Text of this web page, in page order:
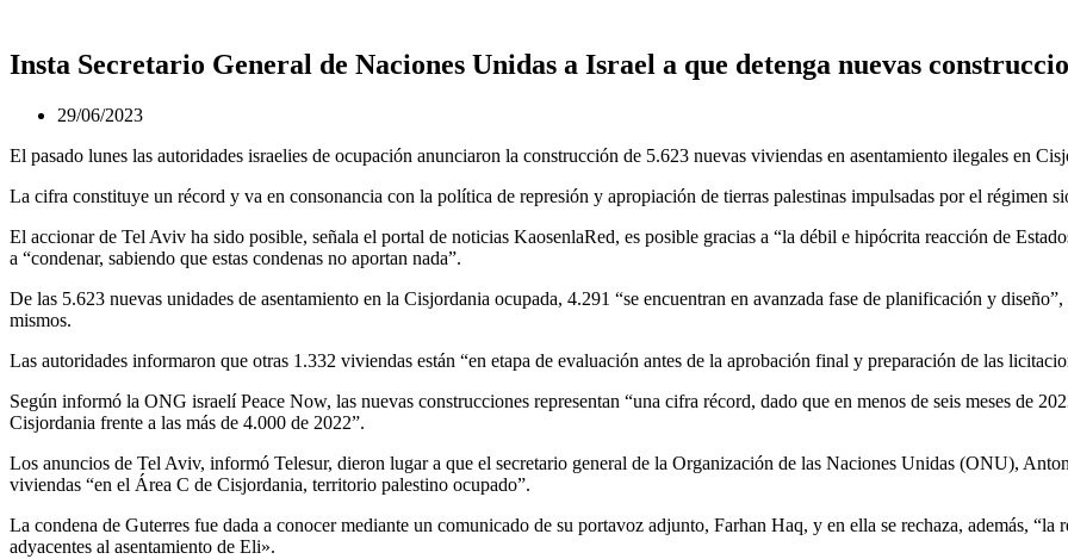
Insta Secretario General de Naciones Unidas a Israel a que detenga nuevas
29/06/2023
El pasado lunes las autoridades israelies de ocupación anunciaron la construcción de 5.623 nuevas viviendas en asentamiento ilegales en
La cifra constituye un récord y va en consonancia con la política de represión y apropiación de tierras palestinas impulsadas por el régimen
El accionar de Tel Aviv ha sido posible, señala el portal de noticias KaosenlaRed, es posible gracias a “la débil e hipócrita reacción de
a “condenar, sabiendo que estas condenas no aportan nada”.
De las 5.623 nuevas unidades de asentamiento en la Cisjordania ocupada, 4.291 “se encuentran en avanzada fase de planificación y
mismos.
Las autoridades informaron que otras 1.332 viviendas están “en etapa de evaluación antes de la aprobación final y preparación de las
Según informó la ONG israelí Peace Now, las nuevas construcciones representan “una cifra récord, dado que en menos de seis meses de
Cisjordania frente a las más de 4.000 de 2022”.
Los anuncios de Tel Aviv, informó Telesur, dieron lugar a que el secretario general de la Organización de las Naciones Unidas (ONU),
viviendas “en el Área C de Cisjordania, territorio palestino ocupado”.
La condena de Guterres fue dada a conocer mediante un comunicado de su portavoz adjunto, Farhan Haq, y en ella se rechaza, además,
adyacentes al asentamiento de Eli».